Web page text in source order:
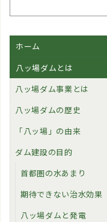
ホーム
八ッ場ダムとは
八ッ場ダム事業とは
八ッ場ダムの歴史
「八ッ場」の由来
ダム建設の目的
首都圏の水あまり
期待できない治水効果
八ッ場ダムと発電